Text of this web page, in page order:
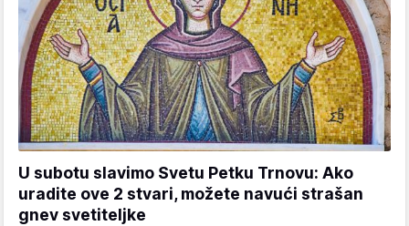
U subotu slavimo Svetu Petku Trnovu: Ako
uradite ove 2 stvari, možete navući strašan
gnev svetiteljke